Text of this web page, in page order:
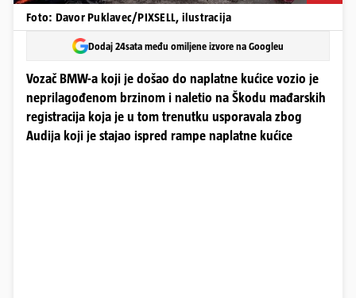
Foto: Davor Puklavec/PIXSELL, ilustracija
Dodaj 24sata među omiljene izvore na Googleu
Vozač BMW-a koji je došao do naplatne kućice vozio je
neprilagođenom brzinom i naletio na Škodu mađarskih
registracija koja je u tom trenutku usporavala zbog
Audija koji je stajao ispred rampe naplatne kućice